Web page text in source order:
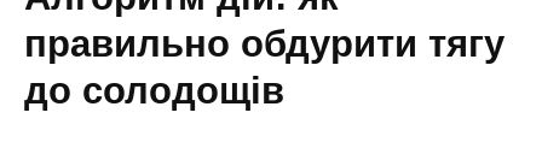
правильно обдурити тягу
до солодощів